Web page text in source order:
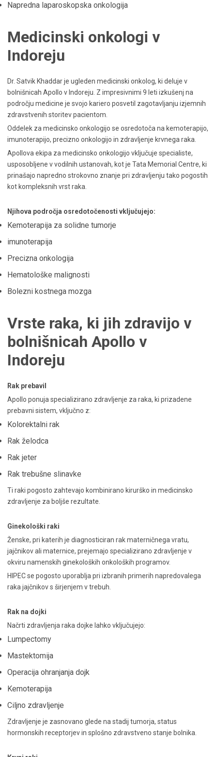
Napredna laparoskopska onkologija
Medicinski onkologi v
Indoreju
Dr. Satvik Khaddar je ugleden medicinski onkolog, ki deluje v
bolnišnicah Apollo v Indoreju. Z impresivnimi 9 leti izkušenj na
področju medicine je svojo kariero posvetil zagotavljanju izjemnih
zdravstvenih storitev pacientom.
Oddelek za medicinsko onkologijo se osredotoča na kemoterapijo,
imunoterapijo, precizno onkologijo in zdravljenje krvnega raka.
Apollova ekipa za medicinsko onkologijo vključuje specialiste,
usposobljene v vodilnih ustanovah, kot je Tata Memorial Centre, ki
prinašajo napredno strokovno znanje pri zdravljenju tako pogostih
kot kompleksnih vrst raka.
Njihova področja osredotočenosti vključujejo:
Kemoterapija za solidne tumorje
imunoterapija
Precizna onkologija
Hematološke malignosti
Bolezni kostnega mozga
Vrste raka, ki jih zdravijo v
bolnišnicah Apollo v
Indoreju
Rak prebavil
Apollo ponuja specializirano zdravljenje za raka, ki prizadene
prebavni sistem, vključno z:
Kolorektalni rak
Rak želodca
Rak jeter
Rak trebušne slinavke
Ti raki pogosto zahtevajo kombinirano kirurško in medicinsko
zdravljenje za boljše rezultate.
Ginekološki raki
Ženske, pri katerih je diagnosticiran rak materničnega vratu,
jajčnikov ali maternice, prejemajo specializirano zdravljenje v
okviru namenskih ginekoloških onkoloških programov.
HIPEC se pogosto uporablja pri izbranih primerih napredovalega
raka jajčnikov s širjenjem v trebuh.
Rak na dojki
Načrti zdravljenja raka dojke lahko vključujejo:
Lumpectomy
Mastektomija
Operacija ohranjanja dojk
Kemoterapija
Ciljno zdravljenje
Zdravljenje je zasnovano glede na stadij tumorja, status
hormonskih receptorjev in splošno zdravstveno stanje bolnika.